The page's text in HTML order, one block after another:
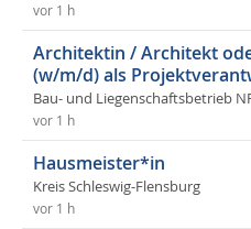
vor 1 h
Architektin / Architekt
(w/m/d) als
Bau- und Liegenschaftsbetrieb
vor 1 h
Hausmeister*in
Kreis Schleswig-Flensburg
vor 1 h